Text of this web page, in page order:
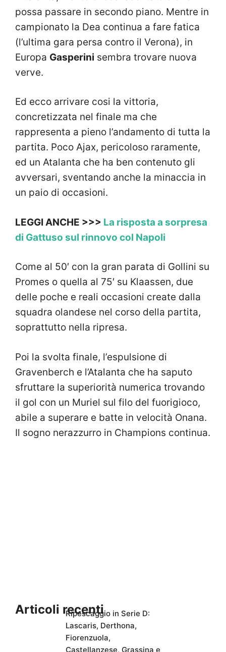
possa passare in secondo piano. Mentre in
campionato la Dea continua a fare fatica
(l’ultima gara persa contro il Verona), in
Europa Gasperini sembra trovare nuova
verve.
Ed ecco arrivare cosi la vittoria,
concretizzata nel finale ma che
rappresenta a pieno l’andamento di tutta la
partita. Poco Ajax, pericoloso raramente,
ed un Atalanta che ha ben contenuto gli
avversari, sventando anche la minaccia in
un paio di occasioni.
LEGGI ANCHE >>> La risposta a sorpresa
di Gattuso sul rinnovo col Napoli
Come al 50′ con la gran parata di Gollini su
Promes o quella al 75′ su Klaassen, due
delle poche e reali occasioni create dalla
squadra olandese nel corso della partita,
soprattutto nella ripresa.
Poi la svolta finale, l’espulsione di
Gravenberch e l’Atalanta che ha saputo
sfruttare la superiorità numerica trovando
il gol con un Muriel sul filo del fuorigioco,
abile a superare e batte in velocità Onana.
Il sogno nerazzurro in Champions continua.
Articoli recentiRipescaggio in Serie D:
Lascaris, Derthona,
Fiorenzuola,
Castellanzese, Grassina e